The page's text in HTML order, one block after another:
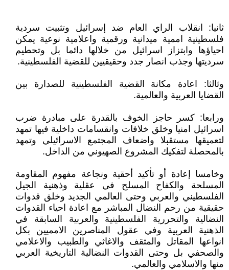
ثانيا: انقلاب الراي العام ضد إسرائيل وتثبيت سردية
فلسطينية اممية ميدانية ورقمية واعلامية نوعية يمكن
احياؤها وابتزاز اسرائيل من خلالها دائما بل وتحطيم
سرديتها وجذب انصار جدد وحقيقيين للقضية الفلسطينية.
وثالثا: اعادة مكانة القضية الفلسطينية للصدارة بين
القضايا العربية والعالمية.
ورابعا: كسر حاجز الخوف بالقدرة على مبادرة ضرب
اسرائيل امنيا وخلق خلافات وانقسامات داخلية فيها تمهد
لتعميقها مستقبلا واضعاف المجتمع الاسرائيلي وتمهد
بالمحصلة لتفكيك المشروع الصهيوني من الداخل.
وخامسا إعادة أو تأكيد أحقية ونجاعة مفهوم المقاومة
المسلحة والكفاح المسلح في عقلية وذهنية الجيل
الفلسطيني والعربي وحتى العالمي الجديد وخلق قدوات
حقيقية من رحم النضال المباشر مع اعادة احياء القدوات
النضالية والتحررية الفلسطينية والعربية السابقة في
الذهنية العربية وفي عقول المناصرين الامميين بكل
انواعها المقاتل والمثقف والاغاثي والطبيب والاعلامي
والصحفي بل وحتى القدوات النضالية التاريخية العربي
منها والاسلامي والعالمي.